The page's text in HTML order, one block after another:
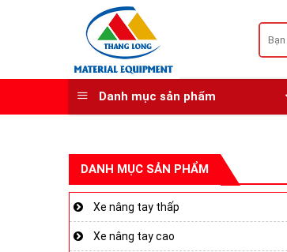
kiếm:
Danh mục sản phẩm
DANH MỤC SẢN PHẨM
Xe nâng tay thấp
Xe nâng tay cao